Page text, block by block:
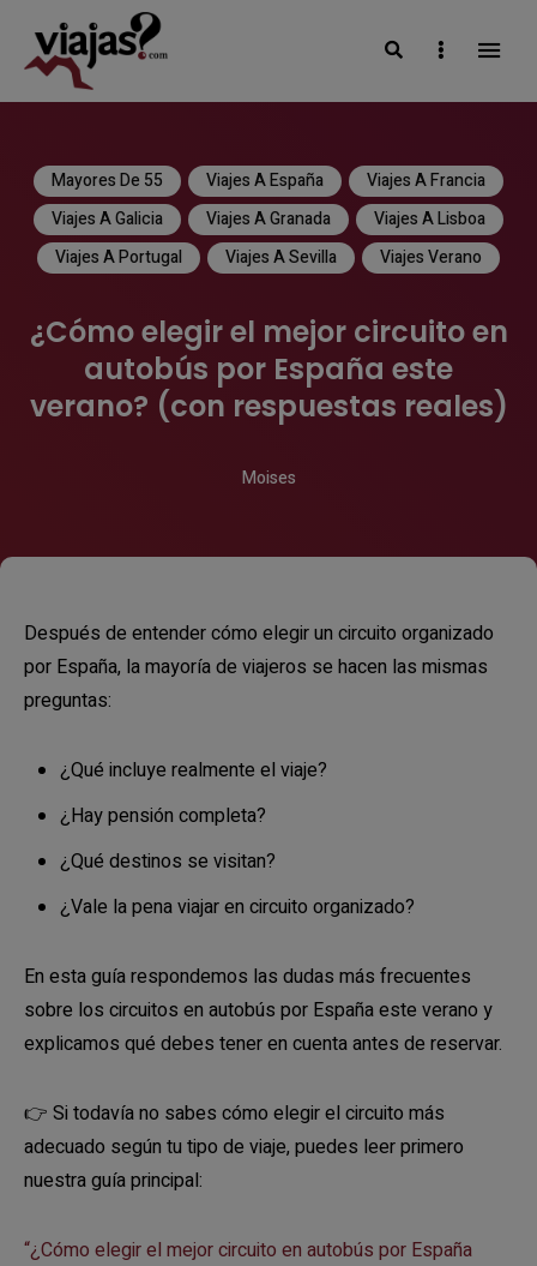
VIAJAS BLOG
SearchSidebar
Mayores De 55 Viajes A España
Viajes A Francia
Viajes A Galicia
Viajes A Granada
Viajes A Lisboa
Viajes A Portugal
Viajes A Sevilla Viajes Verano
¿Cómo elegir el mejor circuito en
autobús por España este
verano? (con respuestas reales)
Moises
Después de entender cómo elegir un circuito organizado
por España, la mayoría de viajeros se hacen las mismas
preguntas:
¿Qué incluye realmente el viaje?
¿Hay pensión completa?
¿Qué destinos se visitan?
¿Vale la pena viajar en circuito organizado?
En esta guía respondemos las dudas más frecuentes
sobre los circuitos en autobús por España este verano y
explicamos qué debes tener en cuenta antes de reservar.
👉 Si todavía no sabes cómo elegir el circuito más
adecuado según tu tipo de viaje, puedes leer primero
nuestra guía principal:
“¿Cómo elegir el mejor circuito en autobús por España